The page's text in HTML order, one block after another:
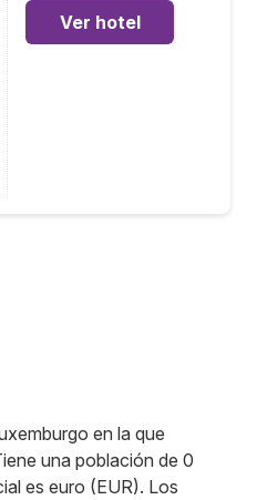
Ver hotel
en la que
una población de 0
es euro (EUR). Los